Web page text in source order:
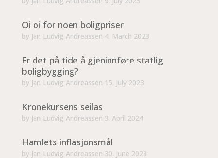
Oi oi for noen boligpriser
by Jan Ludvig Andreassen 4. March 2023
Er det på tide å gjeninnføre statlig
boligbygging?
by Jan Ludvig Andreassen 15. July 2023
Kronekursens seilas
by Jan Ludvig Andreassen 3. April 2024
Hamlets inflasjonsmål
by Jan Ludvig Andreassen 30. June 2023